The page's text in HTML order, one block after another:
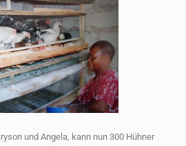
und Angela, kann nun 300 Hühner